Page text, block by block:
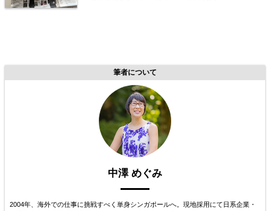
筆者について
中澤 めぐみ
2004年、海外での仕事に挑戦すべく単身シンガポールへ。現地採用にて日系企業・